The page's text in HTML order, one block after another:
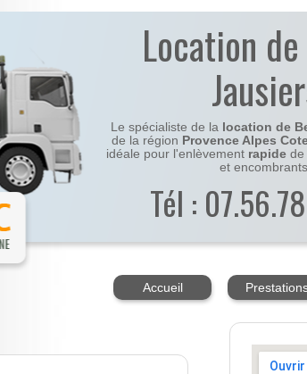
Location
Le spécialiste de la location de
de la région Provence Alpes
idéale pour l'enlèvement rapidede
et
Tél :
Accueil